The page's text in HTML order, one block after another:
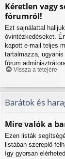
Kéretlen vagy
fórumról!
Ezt sajnálattal
óvintézkedéseket.
kapott e-mail teljes
tartalmazza,
fórum
Vissza a tetejére
Barátok és
Mire valók a
Ezen listák
listában szereplő
így gyorsan